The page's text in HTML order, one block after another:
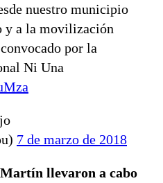
nuestro municipio
y a la movilización
por la
Ni Una
7 de marzo de 2018
Martín llevaron a cabo